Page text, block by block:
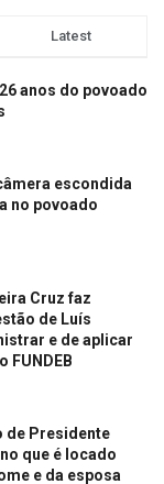
Latest
anos do povoado
escondida
no povoado
Cruz faz
de Luís
e de aplicar
FUNDEB
de Presidente
que é locado
e da esposa